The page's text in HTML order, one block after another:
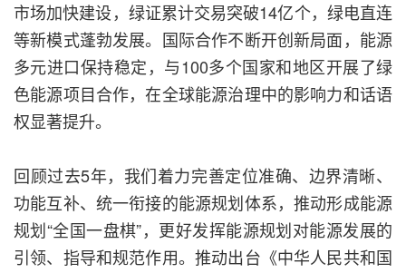
市场加快建设，绿证累计交易突破14亿个，绿电直连
等新模式蓬勃发展。国际合作不断开创新局面，能源
多元进口保持稳定，与100多个国家和地区开展了绿
色能源项目合作，在全球能源治理中的影响力和话语
权显著提升。
回顾过去5年，我们着力完善定位准确、边界清晰、
功能互补、统一衔接的能源规划体系，推动形成能源
规划“全国一盘棋”，更好发挥能源规划对能源发展的
引领、指导和规范作用。推动出台《中华人民共和国